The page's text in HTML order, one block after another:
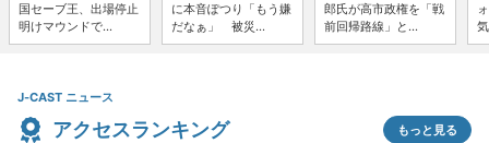
国セーブ王、出場停止
明けマウンドで...
に本音ぽつり「もう嫌
だなぁ」 被災...
郎氏が高市政権を「戦
前回帰路線」と...
J-CAST ニュース
アクセスランキング もっと見る